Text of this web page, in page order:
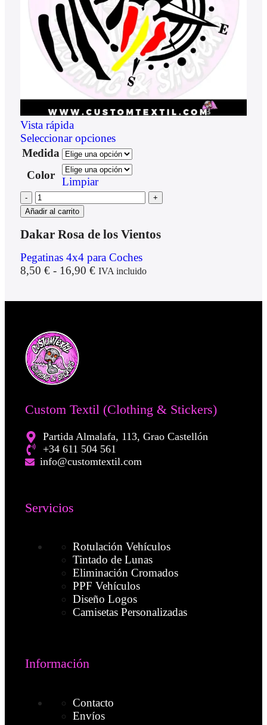
Vista rápida
Seleccionar opciones
Medida
Color
Limpiar
Añadir al carrito
Dakar Rosa de los Vientos
Pegatinas 4x4 para Coches
8,50 € - 16,90 € IVA incluido
Custom Textil (Clothing & Stickers)
Partida Almalafa, 113, Grao Castellón
+34 611 504 561
info@customtextil.com
Servicios
Rotulación Vehículos
Tintado de Lunas
Eliminación Cromados
PPF Vehículos
Diseño Logos
Camisetas Personalizadas
Información
Contacto
Envíos